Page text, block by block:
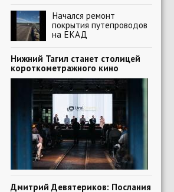
Начался ремонт
покрытия путепроводов
на ЕКАД
Нижний Тагил станет столицей
короткометражного кино
Дмитрий Девятериков: Послания